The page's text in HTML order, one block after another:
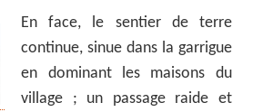
En face, le sentier de terre
continue, sinue dans la garrigue
en dominant les maisons du
village ; un passage raide et